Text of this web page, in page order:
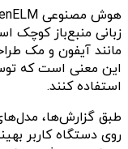
زبانی منبع‌باز کوچک
مانند آیفون و مک
این معنی است که
استفاده کنند.
طبق گزارش‌ها،
روی دستگاه کاربر